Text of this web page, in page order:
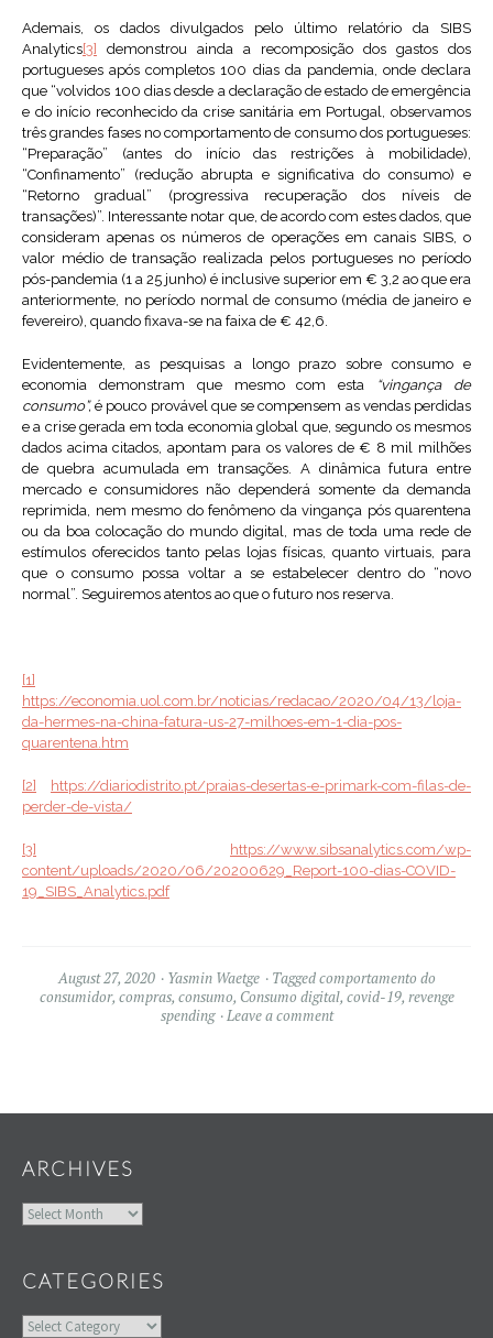
Ademais, os dados divulgados pelo último relatório da SIBS
Analytics[3]
demonstrou ainda a recomposição dos gastos dos
portugueses após completos 100 dias da pandemia, onde declara
que “volvidos 100 dias desde a declaração de estado de emergência
e do início reconhecido da crise sanitária em Portugal, observamos
três grandes fases no comportamento de consumo dos portugueses:
“Preparação” (antes do início das restrições à mobilidade),
“Confinamento” (redução abrupta e significativa do consumo) e
“Retorno gradual” (progressiva recuperação dos níveis de
transações)”. Interessante notar que, de acordo com estes dados, que
consideram apenas os números de operações em canais SIBS, o
valor médio de transação realizada pelos portugueses no período
pós-pandemia (1 a 25 junho) é inclusive superior em € 3,2 ao que era
anteriormente, no período normal de consumo (média de janeiro e
fevereiro), quando fixava-se na faixa de € 42,6.
Evidentemente, as pesquisas a longo prazo sobre consumo e
economia demonstram que mesmo com esta
“vingança de
consumo”, é pouco provável que se compensem as vendas perdidas
e a crise gerada em toda economia global que, segundo os mesmos
dados acima citados, apontam para os valores de € 8 mil milhões
de quebra acumulada em transações. A dinâmica futura entre
mercado e consumidores não dependerá somente da demanda
reprimida, nem mesmo do fenômeno da vingança pós quarentena
ou da boa colocação do mundo digital, mas de toda uma rede de
estímulos oferecidos tanto pelas lojas físicas, quanto virtuais, para
que o consumo possa voltar a se estabelecer dentro do “novo
normal”. Seguiremos atentos ao que o futuro nos reserva.
[1]
https://economia.uol.com.br/noticias/redacao/2020/04/13/loja-
da-hermes-na-china-fatura-us-27-milhoes-em-1-dia-pos-
quarentena.htm
[2]
https://diariodistrito.pt/praias-desertas-e-primark-com-filas-de-
perder-de-vista/
[3]
https://www.sibsanalytics.com/wp-
content/uploads/2020/06/20200629_Report-100-dias-COVID-
19_SIBS_Analytics.pdf
August 27, 2020 Yasmin Waetge Taggedcomportamento do
consumidor, compras, consumo, Consumo digital, covid-19, revenge
spending
Leave a comment
ARCHIVES
Archives
CATEGORIES
Categories